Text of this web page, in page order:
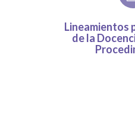
Lineamientos
de la